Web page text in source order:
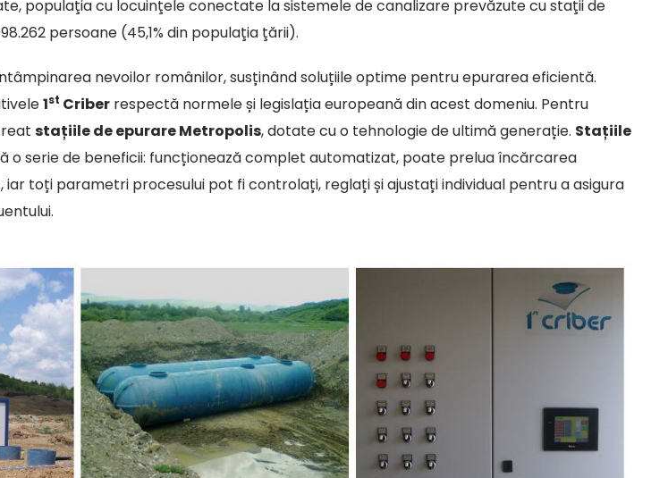
populaţia cu locuinţele conectate la sistemele de canalizare prevăzute cu staţii de
persoane (45,1% din populaţia ţării).
nevoilor românilor, susținând soluțiile optime pentru epurarea eficientă.
1st Criber respectă normele și legislația europeană din acest domeniu. Pentru
stațiile de epurare Metropolis, dotate cu o tehnologie de ultimă generație. Stațiile
o serie de beneficii: funcționează complet automatizat, poate prelua încărcarea
iar toți parametri procesului pot fi controlați, reglați și ajustați individual pentru a asigura